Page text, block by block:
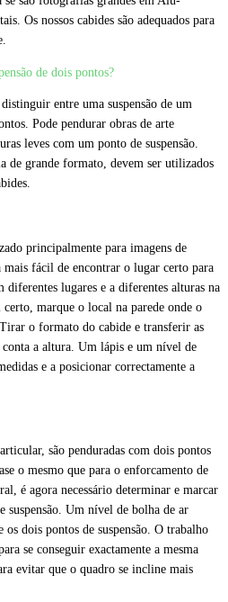
Os nossos cabides são adequados para
de dois pontos?
entre uma suspensão de um
Pode pendurar obras de arte
leves com um ponto de suspensão.
de grande formato, devem ser utilizados
principalmente para imagens de
mais fácil de encontrar o lugar certo para
lugares e a diferentes alturas na
marque o local na parede onde o
o formato do cabide e transferir as
conta a altura. Um lápis e um nível de
e a posicionar correctamente a
são penduradas com dois pontos
o mesmo que para o enforcamento de
é agora necessário determinar e marcar
suspensão. Um nível de bolha de ar
dois pontos de suspensão. O trabalho
se conseguir exactamente a mesma
evitar que o quadro se incline mais